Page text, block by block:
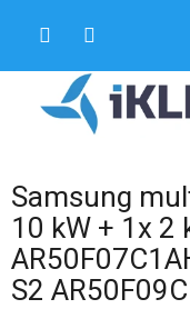
Samsung
10 kW + 1x 2
S2